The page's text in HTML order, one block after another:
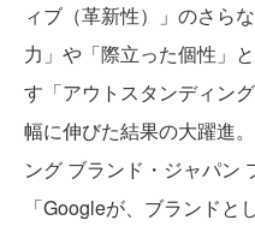
ィブ（革新性）」のさら
力」や「際立った個性」
す「アウトスタンディン
幅に伸びた結果の大躍進
ング ブランド・ジャパン
「Googleが、ブランドと